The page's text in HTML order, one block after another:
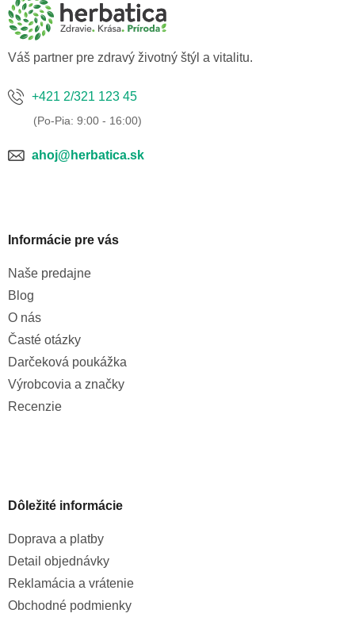
p
r
Váš partner pre zdravý životný štýl a vitalitu.
+421 2/321 123 45
ahoj@herbatica.sk
Informácie pre vás
Naše predajne
Blog
O nás
Časté otázky
Darčeková poukážka
Výrobcovia a značky
Recenzie
Dôležité informácie
Doprava a platby
Detail objednávky
Reklamácia a vrátenie
Obchodné podmienky